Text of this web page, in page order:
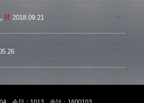
2018.09.21